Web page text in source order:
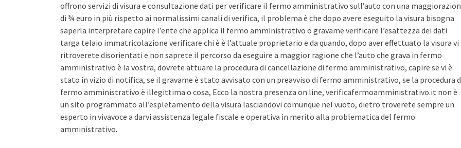
offrono servizi di visura e consultazione dati per verificare il fermo amministrativo sull’auto con una
di ¾ euro in più rispetto ai normalissimi canali di verifica, il problema è che dopo avere eseguito la visura bisogna
saperla interpretare capire l’ente che applica il fermo amministrativo o gravame verificare l’esattezza dei dati
targa telaio immatricolazione verificare chi è è l’attuale proprietario e da quando, dopo aver effettuato la visura vi
ritroverete disorientati e non saprete il percorso da eseguire a maggior ragione che l’auto che grava in fermo
amministrativo è la vostra, dovrete attuare la procedura di cancellazione di fermo amministrativo, capire se vi è
stato in vizio di notifica, se il gravame è stato avvisato con un preavviso di fermo amministrativo, se la procedura
fermo amministrativo è illegittima o cosa, Ecco la nostra presenza on line, verificafermoamministrativo.it non è
un sito programmato all’espletamento della visura lasciandovi comunque nel vuoto, dietro troverete sempre un
esperto in vivavoce a darvi assistenza legale fiscale e operativa in merito alla problematica del fermo
amministrativo.